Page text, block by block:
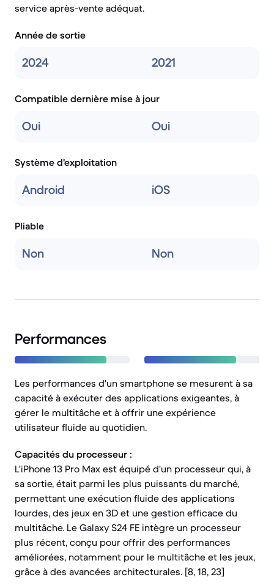
service après-vente adéquat.
Année de sortie
2024 2021
Compatible dernière mise à jour
Oui Oui
Système d'exploitation
Android iOS
Pliable
Non Non
Performances
Les performances d'un smartphone se mesurent à sa
capacité à exécuter des applications exigeantes, à
gérer le multitâche et à offrir une expérience
utilisateur fluide au quotidien.
Capacités du processeur :
L'iPhone 13 Pro Max est équipé d'un processeur qui, à
sa sortie, était parmi les plus puissants du marché,
permettant une exécution fluide des applications
lourdes, des jeux en 3D et une gestion efficace du
multitâche. Le Galaxy S24 FE intègre un processeur
plus récent, conçu pour offrir des performances
améliorées, notamment pour le multitâche et les jeux,
grâce à des avancées architecturales. [8, 18, 23]